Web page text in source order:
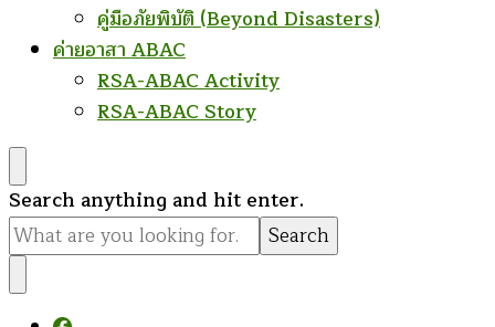
คู่มือภัยพิบัติ (Beyond Disasters)
ค่ายอาสา ABAC
RSA-ABAC Activity
RSA-ABAC Story
Looking
for
Something?
Search anything and hit enter.